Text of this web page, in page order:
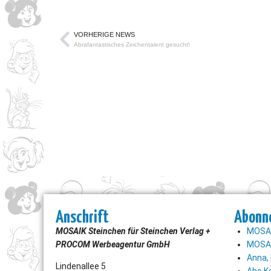
VORHERIGE NEWS
Abrafantastisches Zeichentalent gesucht!
Anschrift
MOSAIK Steinchen für Steinchen Verlag +
PROCOM Werbeagentur GmbH
Lindenallee 5
Anna,